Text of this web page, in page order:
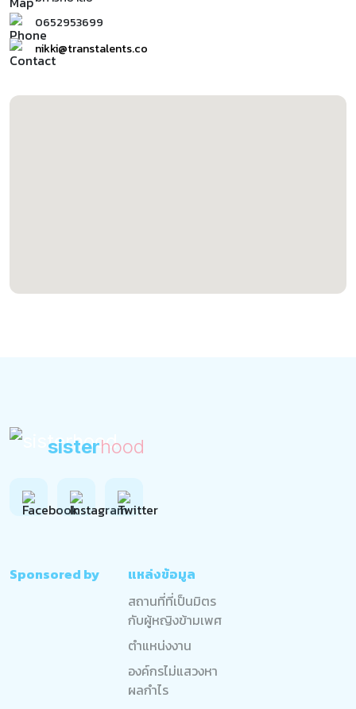
0652953699
nikki@transtalents.co
sisterhood
Sponsored by
แหล่งข้อมูล
สถานที่ที่เป็นมิตร
กับผู้หญิงข้ามเพศ
ตำแหน่งงาน
องค์กรไม่แสวงหา
ผลกำไร